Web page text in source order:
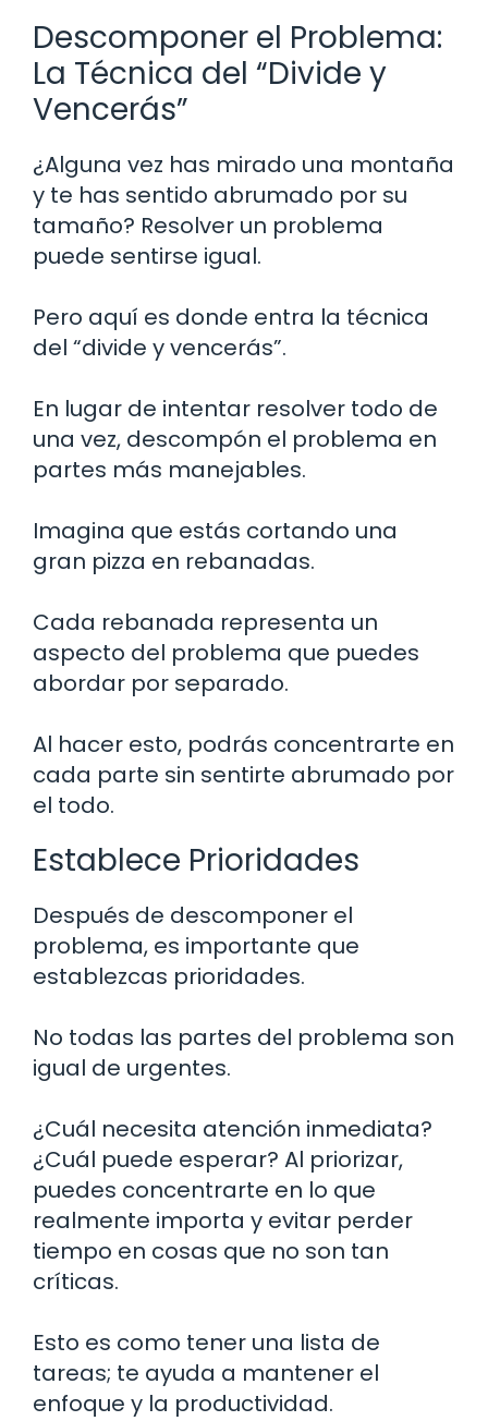
Descomponer el Problema:
La Técnica del “Divide y
Vencerás”
¿Alguna vez has mirado una montaña
y te has sentido abrumado por su
tamaño? Resolver un problema
puede sentirse igual.
Pero aquí es donde entra la técnica
del “divide y vencerás”.
En lugar de intentar resolver todo de
una vez, descompón el problema en
partes más manejables.
Imagina que estás cortando una
gran pizza en rebanadas.
Cada rebanada representa un
aspecto del problema que puedes
abordar por separado.
Al hacer esto, podrás concentrarte en
cada parte sin sentirte abrumado por
el todo.
Establece Prioridades
Después de descomponer el
problema, es importante que
establezcas prioridades.
No todas las partes del problema son
igual de urgentes.
¿Cuál necesita atención inmediata?
¿Cuál puede esperar? Al priorizar,
puedes concentrarte en lo que
realmente importa y evitar perder
tiempo en cosas que no son tan
críticas.
Esto es como tener una lista de
tareas; te ayuda a mantener el
enfoque y la productividad.